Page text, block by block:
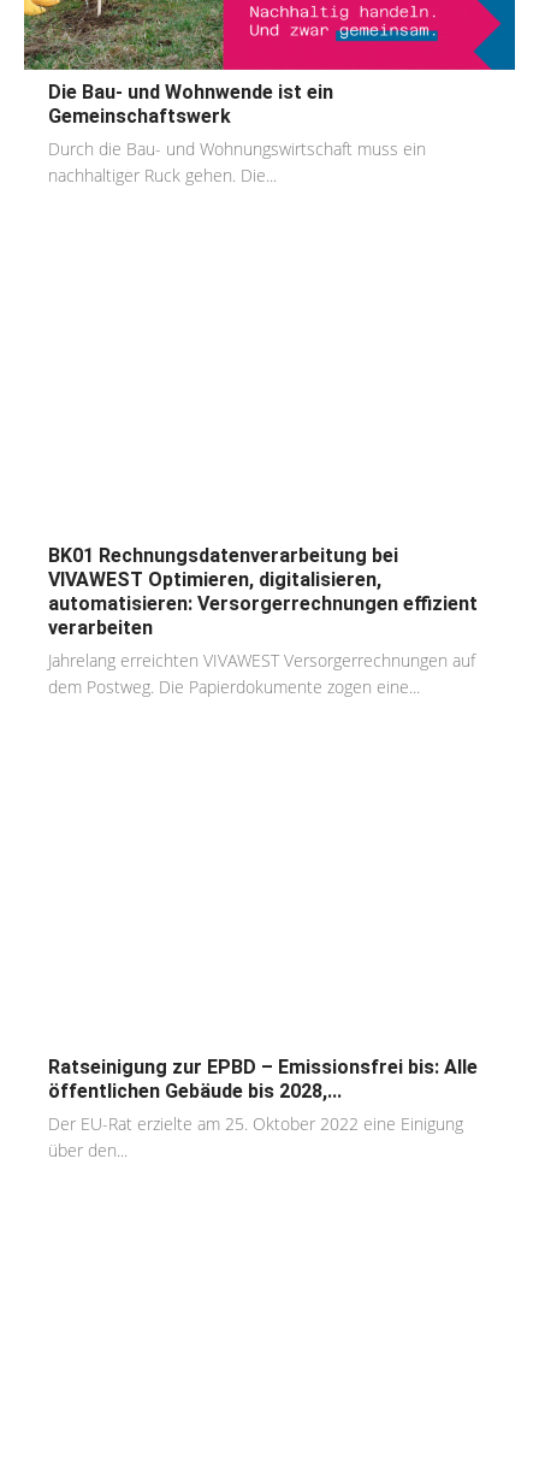
Die Bau- und Wohnwende ist ein
Gemeinschaftswerk
Durch die Bau- und Wohnungswirtschaft muss ein
nachhaltiger Ruck gehen. Die...
BK01 Rechnungsdatenverarbeitung bei
VIVAWEST Optimieren, digitalisieren,
automatisieren: Versorgerrechnungen effizient
verarbeiten
Jahrelang erreichten VIVAWEST Versorgerrechnungen auf
dem Postweg. Die Papierdokumente zogen eine...
Ratseinigung zur EPBD – Emissionsfrei bis: Alle
öffentlichen Gebäude bis 2028,...
Der EU-Rat erzielte am 25. Oktober 2022 eine Einigung
über den...